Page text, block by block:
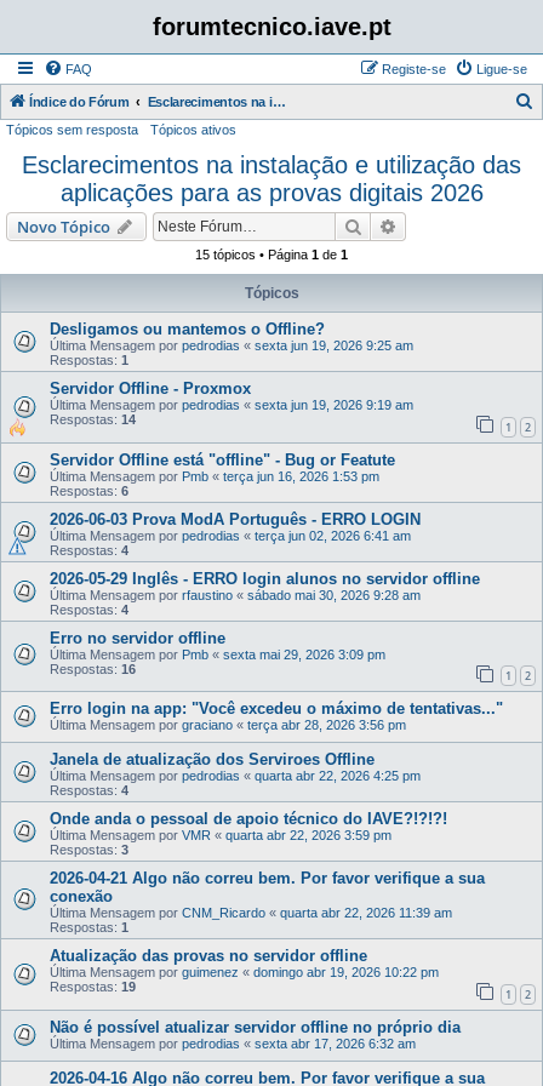
forumtecnico.iave.pt
FAQ Ligue-se
Registe-se
Índice do Fórum Esclarecimentos na instalação e utilização das aplicações para as provas digitais 2026
s
Tópicos sem resposta Tópicos ativos
Esclarecimentos na instalação e utilização das
aplicações para as provas digitais 2026
Novo Tópico Pesquisar
15 tópicos • Página 1 de 1
Tópicos
Desligamos ou mantemos o Offline?
Última Mensagem por pedrodias « sexta jun 19, 2026 9:25 am
Respostas: 1
Servidor Offline - Proxmox
Última Mensagem por pedrodias « sexta jun 19, 2026 9:19 am
Respostas: 14 1 2
Servidor Offline está "offline" - Bug or Featute
Última Mensagem por Pmb « terça jun 16, 2026 1:53 pm
Respostas: 6
2026-06-03 Prova ModA Português - ERRO LOGIN
Última Mensagem por pedrodias « terça jun 02, 2026 6:41 am
Respostas: 4
2026-05-29 Inglês - ERRO login alunos no servidor offline
Última Mensagem por rfaustino « sábado mai 30, 2026 9:28 am
Respostas: 4
Erro no servidor offline
Última Mensagem por Pmb « sexta mai 29, 2026 3:09 pm
Respostas: 16 1 2
Erro login na app: "Você excedeu o máximo de tentativas..."
Última Mensagem por graciano « terça abr 28, 2026 3:56 pm
Janela de atualização dos Serviroes Offline
Última Mensagem por pedrodias « quarta abr 22, 2026 4:25 pm
Respostas: 4
Onde anda o pessoal de apoio técnico do IAVE?!?!?!
Última Mensagem por VMR « quarta abr 22, 2026 3:59 pm
Respostas: 3
2026-04-21 Algo não correu bem. Por favor verifique a sua
conexão
Última Mensagem por CNM_Ricardo « quarta abr 22, 2026 11:39 am
Respostas: 1
Atualização das provas no servidor offline
Última Mensagem por guimenez « domingo abr 19, 2026 10:22 pm
Respostas: 19 1 2
Não é possível atualizar servidor offline no próprio dia
Última Mensagem por pedrodias « sexta abr 17, 2026 6:32 am
2026-04-16 Algo não correu bem. Por favor verifique a sua